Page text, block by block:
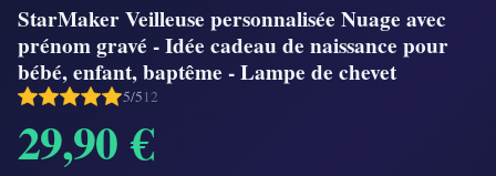
StarMaker Veilleuse personnalisée Nuage avec
prénom gravé - Idée cadeau de naissance pour
bébé, enfant, baptême - Lampe de chevet
5/512
29,90 €